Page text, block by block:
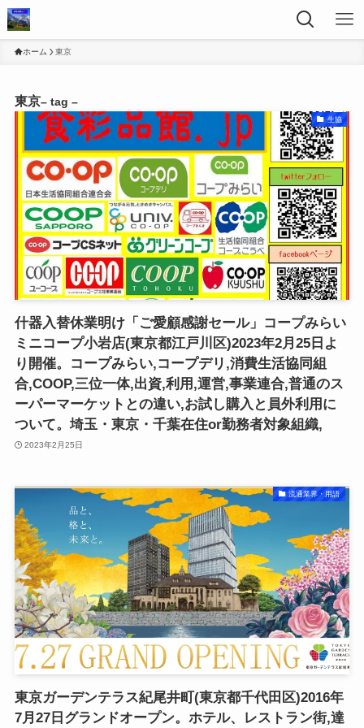
ホーム 東京
東京– tag –
生協
什器入替休業明け「ご愛顧感謝セール」コープみらい
ミニコープ小岩店(東京都江戸川区)2023年2月25日よ
り開催。コープみらい,コープデリ,消費生活協同組
合,COOP,三位一体,出資,利用,運営,事業連合,普通のス
ーパーマーケットとの違い,お試し購入と員外利用に
ついて。埼玉・東京・千葉在住or勤務者対象組織,
2023年2月25日
流通業界・用語
東京ガーデンテラス紀尾井町(東京都千代田区)2016年
7月27日グランドオープン。ホテル、レストラン街,達